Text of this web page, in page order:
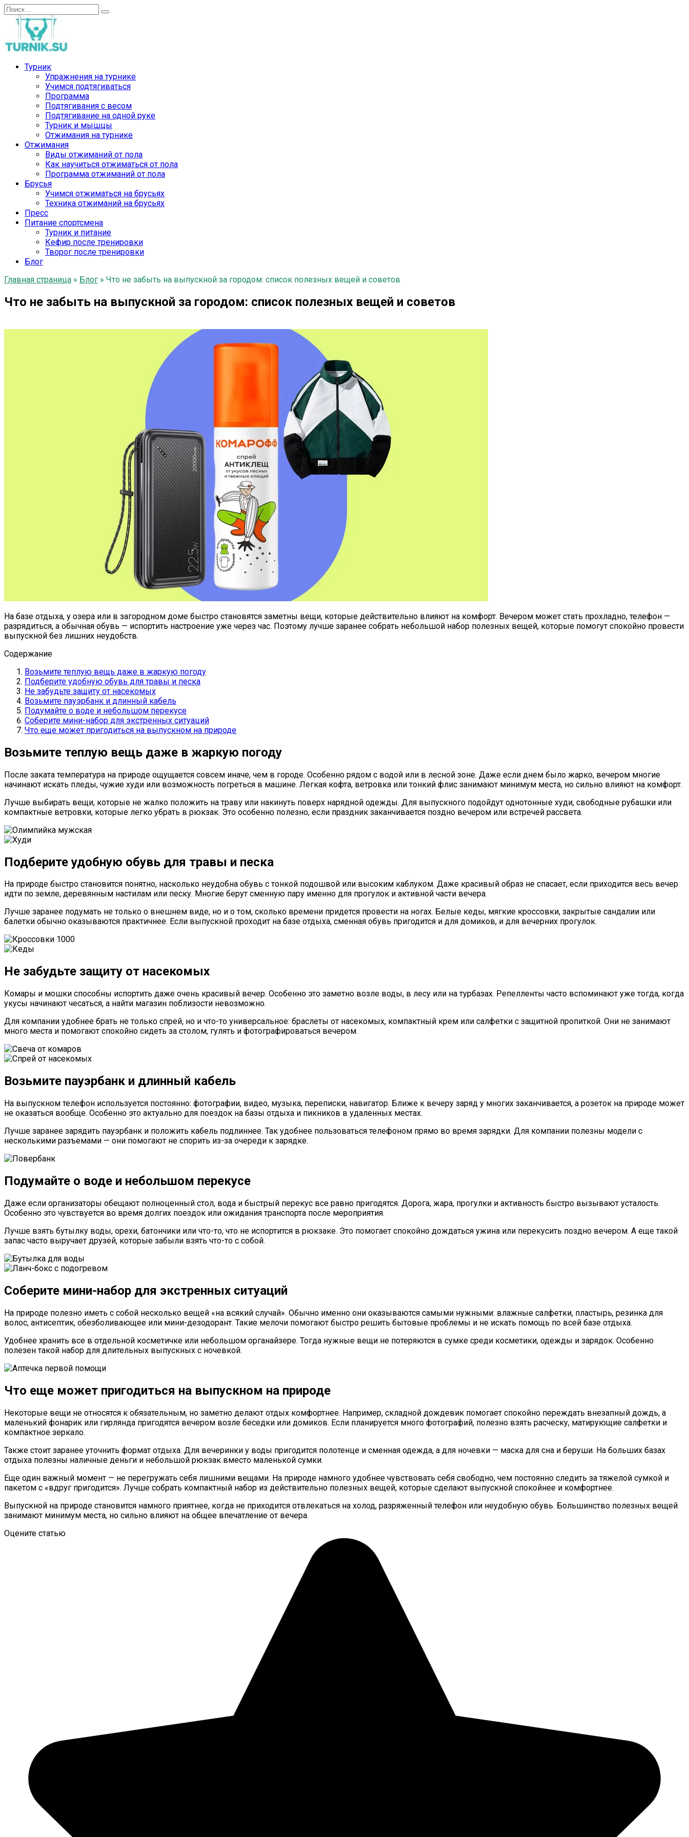
Перейти
к
содержанию
Search
for:
Турник
Упражнения на турнике
Учимся подтягиваться
Программа
Подтягивания с весом
Подтягивание на одной руке
Турник и мышцы
Отжимания на турнике
Отжимания
Виды отжиманий от пола
Как научиться отжиматься от пола
Программа отжиманий от пола
Брусья
Учимся отжиматься на брусьях
Техника отжиманий на брусьях
Пресс
Питание спортсмена
Турник и питание
Кефир после тренировки
Творог после тренировки
Блог
Главная страница » Блог » Что не забыть на выпускной за городом: список полезных вещей и советов
Что не забыть на выпускной за городом: список полезных вещей и советов
На базе отдыха, у озера или в загородном доме быстро становятся заметны вещи, которые действительно влияют на комфорт. Вечером может стать прохладно, телефон —
разрядиться, а обычная обувь — испортить настроение уже через час. Поэтому лучше заранее собрать небольшой набор полезных вещей, которые помогут спокойно провести
выпускной без лишних неудобств.
Содержание
Возьмите теплую вещь даже в жаркую погоду
Подберите удобную обувь для травы и песка
Не забудьте защиту от насекомых
Возьмите пауэрбанк и длинный кабель
Подумайте о воде и небольшом перекусе
Соберите мини-набор для экстренных ситуаций
Что еще может пригодиться на выпускном на природе
Возьмите теплую вещь даже в жаркую погоду
После заката температура на природе ощущается совсем иначе, чем в городе. Особенно рядом с водой или в лесной зоне. Даже если днем было жарко, вечером многие
начинают искать пледы, чужие худи или возможность погреться в машине. Легкая кофта, ветровка или тонкий флис занимают минимум места, но сильно влияют на комфорт.
Лучше выбирать вещи, которые не жалко положить на траву или накинуть поверх нарядной одежды. Для выпускного подойдут однотонные худи, свободные рубашки или
компактные ветровки, которые легко убрать в рюкзак. Это особенно полезно, если праздник заканчивается поздно вечером или встречей рассвета.
Подберите удобную обувь для травы и песка
На природе быстро становится понятно, насколько неудобна обувь с тонкой подошвой или высоким каблуком. Даже красивый образ не спасает, если приходится весь вечер
идти по земле, деревянным настилам или песку. Многие берут сменную пару именно для прогулок и активной части вечера.
Лучше заранее подумать не только о внешнем виде, но и о том, сколько времени придется провести на ногах. Белые кеды, мягкие кроссовки, закрытые сандалии или
балетки обычно оказываются практичнее. Если выпускной проходит на базе отдыха, сменная обувь пригодится и для домиков, и для вечерних прогулок.
Не забудьте защиту от насекомых
Комары и мошки способны испортить даже очень красивый вечер. Особенно это заметно возле воды, в лесу или на турбазах. Репелленты часто вспоминают уже тогда, когда
укусы начинают чесаться, а найти магазин поблизости невозможно.
Для компании удобнее брать не только спрей, но и что-то универсальное: браслеты от насекомых, компактный крем или салфетки с защитной пропиткой. Они не занимают
много места и помогают спокойно сидеть за столом, гулять и фотографироваться вечером.
Возьмите пауэрбанк и длинный кабель
На выпускном телефон используется постоянно: фотографии, видео, музыка, переписки, навигатор. Ближе к вечеру заряд у многих заканчивается, а розеток на природе может
не оказаться вообще. Особенно это актуально для поездок на базы отдыха и пикников в удаленных местах.
Лучше заранее зарядить пауэрбанк и положить кабель подлиннее. Так удобнее пользоваться телефоном прямо во время зарядки. Для компании полезны модели с
несколькими разъемами — они помогают не спорить из-за очереди к зарядке.
Подумайте о воде и небольшом перекусе
Даже если организаторы обещают полноценный стол, вода и быстрый перекус все равно пригодятся. Дорога, жара, прогулки и активность быстро вызывают усталость.
Особенно это чувствуется во время долгих поездок или ожидания транспорта после мероприятия.
Лучше взять бутылку воды, орехи, батончики или что-то, что не испортится в рюкзаке. Это помогает спокойно дождаться ужина или перекусить поздно вечером. А еще такой
запас часто выручает друзей, которые забыли взять что-то с собой.
Соберите мини-набор для экстренных ситуаций
На природе полезно иметь с собой несколько вещей «на всякий случай». Обычно именно они оказываются самыми нужными: влажные салфетки, пластырь, резинка для
волос, антисептик, обезболивающее или мини-дезодорант. Такие мелочи помогают быстро решить бытовые проблемы и не искать помощь по всей базе отдыха.
Удобнее хранить все в отдельной косметичке или небольшом органайзере. Тогда нужные вещи не потеряются в сумке среди косметики, одежды и зарядок. Особенно
полезен такой набор для длительных выпускных с ночевкой.
Что еще может пригодиться на выпускном на природе
Некоторые вещи не относятся к обязательным, но заметно делают отдых комфортнее. Например, складной дождевик помогает спокойно переждать внезапный дождь, а
маленький фонарик или гирлянда пригодятся вечером возле беседки или домиков. Если планируется много фотографий, полезно взять расческу, матирующие салфетки и
компактное зеркало.
Также стоит заранее уточнить формат отдыха. Для вечеринки у воды пригодится полотенце и сменная одежда, а для ночевки — маска для сна и беруши. На больших базах
отдыха полезны наличные деньги и небольшой рюкзак вместо маленькой сумки.
Еще один важный момент — не перегружать себя лишними вещами. На природе намного удобнее чувствовать себя свободно, чем постоянно следить за тяжелой сумкой и
пакетом с «вдруг пригодится». Лучше собрать компактный набор из действительно полезных вещей, которые сделают выпускной спокойнее и комфортнее.
Выпускной на природе становится намного приятнее, когда не приходится отвлекаться на холод, разряженный телефон или неудобную обувь. Большинство полезных вещей
занимают минимум места, но сильно влияют на общее впечатление от вечера.
Оцените статью